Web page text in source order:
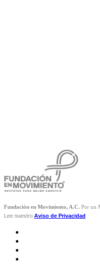
Fundación en Movimiento, A.C. Por un
Lee nuestro Aviso de Privacidad